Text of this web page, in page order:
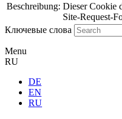
Beschreibung: Dieser Cookie
Site-Request-
Ключевые слова
Menu
RU
DE
EN
RU